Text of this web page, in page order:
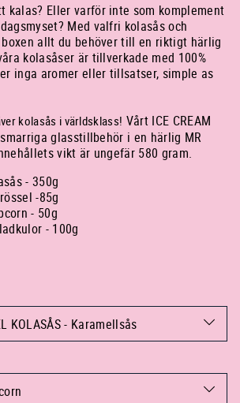
kalas? Eller varför inte som komplement
Med valfri kolasås och
allt du behövertill en riktigt härlig
kolasåser är tillverkade med 100%
inga aromer eller tillsatser, simple as
kolasås i världsklass! Vårt ICE CREAM
glasstillbehör i en härlig MR
vikt är ungefär 580 gram.
- 350g
-85g
- 50g
- 100g